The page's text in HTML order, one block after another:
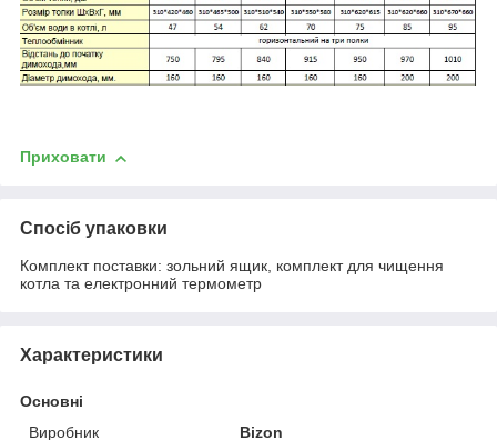
Приховати
Спосіб упаковки
Комплект поставки: зольний ящик, комплект для чищення
котла та електронний термометр
Характеристики
Основні
Виробник
Bizon